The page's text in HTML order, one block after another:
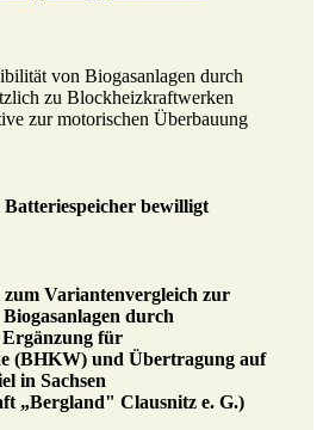
von Biogasanlagen durch
zu Blockheizkraftwerken
zur motorischen Überbauung
bewilligt
Variantenvergleich zur
durch
Ergänzung für
(BHKW) und Übertragung auf
in Sachsen
„Bergland" Clausnitz e. G.)